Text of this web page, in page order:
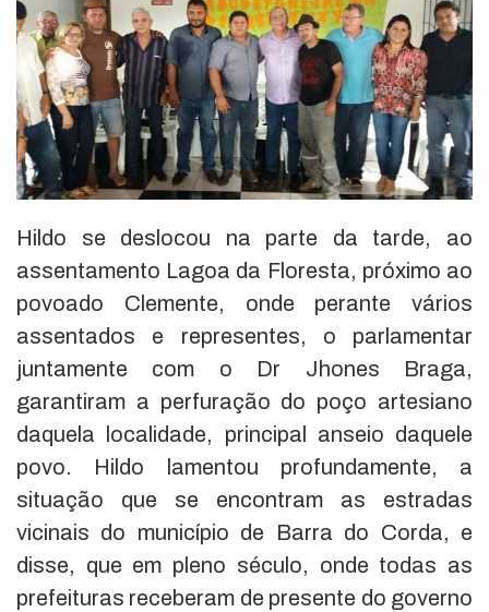
Hildo se deslocou na parte da tarde, ao
assentamento Lagoa da Floresta, próximo ao
povoado Clemente, onde perante vários
assentados e representes, o parlamentar
juntamente com o Dr Jhones Braga,
garantiram a perfuração do poço artesiano
daquela localidade, principal anseio daquele
povo. Hildo lamentou profundamente, a
situação que se encontram as estradas
vicinais do município de Barra do Corda, e
disse, que em pleno século, onde todas as
prefeituras receberam de presente do governo